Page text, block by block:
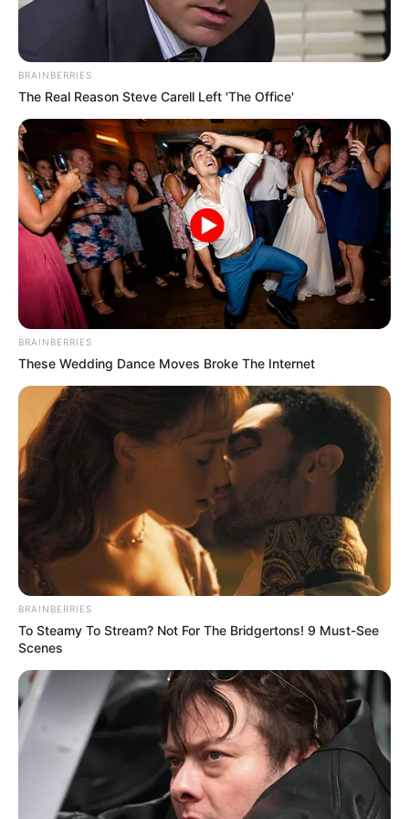
BRAINBERRIES
The Real Reason Steve Carell Left 'The Office'
BRAINBERRIES
These Wedding Dance Moves Broke The Internet
BRAINBERRIES
To Steamy To Stream? Not For The Bridgertons! 9 Must-See
Scenes